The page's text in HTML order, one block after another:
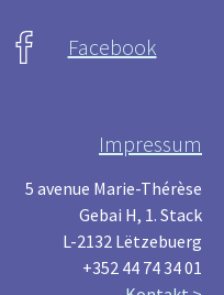
Facebook
Impressum
5 avenue Marie-Thérèse
Gebai H, 1. Stack
L-2132 Lëtzebuerg
+352 44 74 34 01